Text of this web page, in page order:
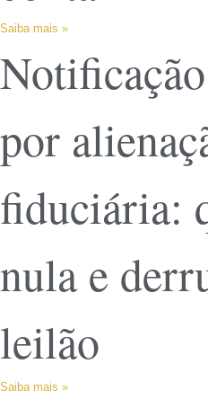
Saiba mais »
por
fiduciária:
nula e
leilão
Saiba mais »